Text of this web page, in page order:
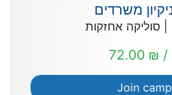
משרדים
סוליקה אחזקות
72.00 ₪ /
Join